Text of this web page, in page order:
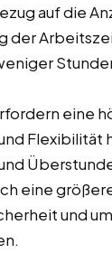
auf die
der
eine
Flexibilität
eine
und